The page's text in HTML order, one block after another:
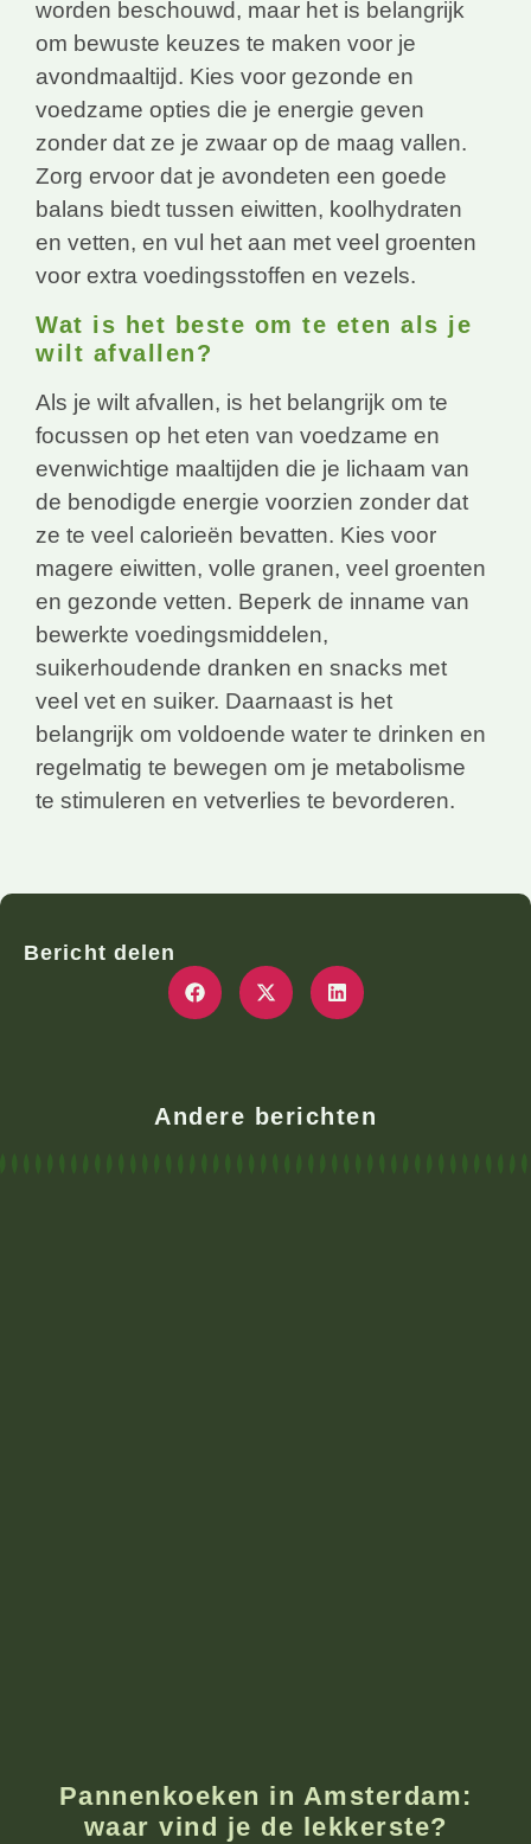
Bericht delen
Andere berichten
Pannenkoeken in Amsterdam:
waar vind je de lekkerste?
worden beschouwd, maar het is belangrijk
om bewuste keuzes te maken voor je
avondmaaltijd. Kies voor gezonde en
voedzame opties die je energie geven
zonder dat ze je zwaar op de maag vallen.
Zorg ervoor dat je avondeten een goede
balans biedt tussen eiwitten, koolhydraten
en vetten, en vul het aan met veel groenten
voor extra voedingsstoffen en vezels.
Wat is het beste om te eten als je
wilt afvallen?
Als je wilt afvallen, is het belangrijk om te
focussen op het eten van voedzame en
evenwichtige maaltijden die je lichaam van
de benodigde energie voorzien zonder dat
ze te veel calorieën bevatten. Kies voor
magere eiwitten, volle granen, veel groenten
en gezonde vetten. Beperk de inname van
bewerkte voedingsmiddelen,
suikerhoudende dranken en snacks met
veel vet en suiker. Daarnaast is het
belangrijk om voldoende water te drinken en
regelmatig te bewegen om je metabolisme
te stimuleren en vetverlies te bevorderen.